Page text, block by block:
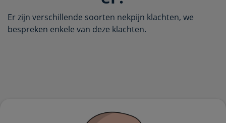
Er zijn verschillende soorten nekpijn klachten, we
bespreken enkele van deze klachten.